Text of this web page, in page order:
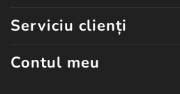
Serviciu clienți
Contul meu